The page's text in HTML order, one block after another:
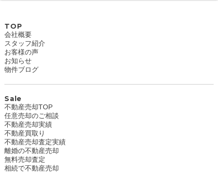
TOP
会社概要
スタッフ紹介
お客様の声
お知らせ
物件ブログ
Sale
不動産売却TOP
任意売却のご相談
不動産売却実績
不動産買取り
不動産売却査定実績
離婚の不動産売却
無料売却査定
相続で不動産売却